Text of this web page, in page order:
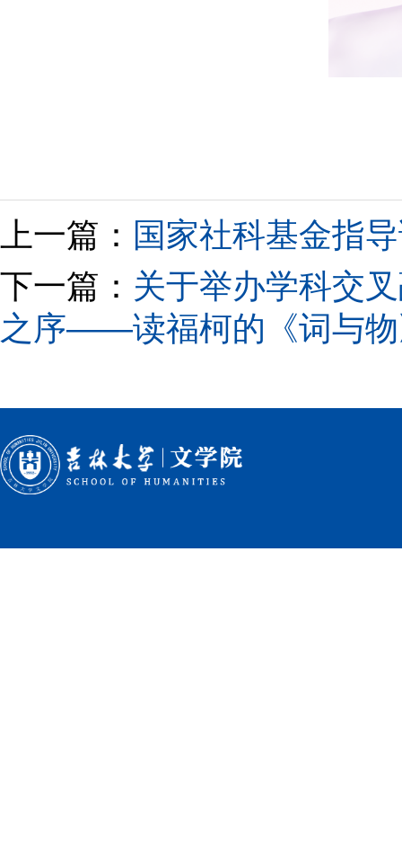
上一篇： 国家社科基金指
下一篇： 关于举办学科交
之序——读福柯的《词与物